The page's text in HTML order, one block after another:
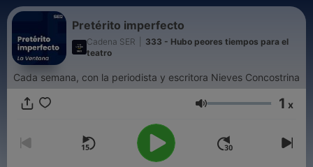
Pretérito imperfecto
Cadena SER
333 - Hubo peores tiempos para el
teatro
Cada semana, con la periodista y escritora Nieves Concostrina
Volumen 1 x